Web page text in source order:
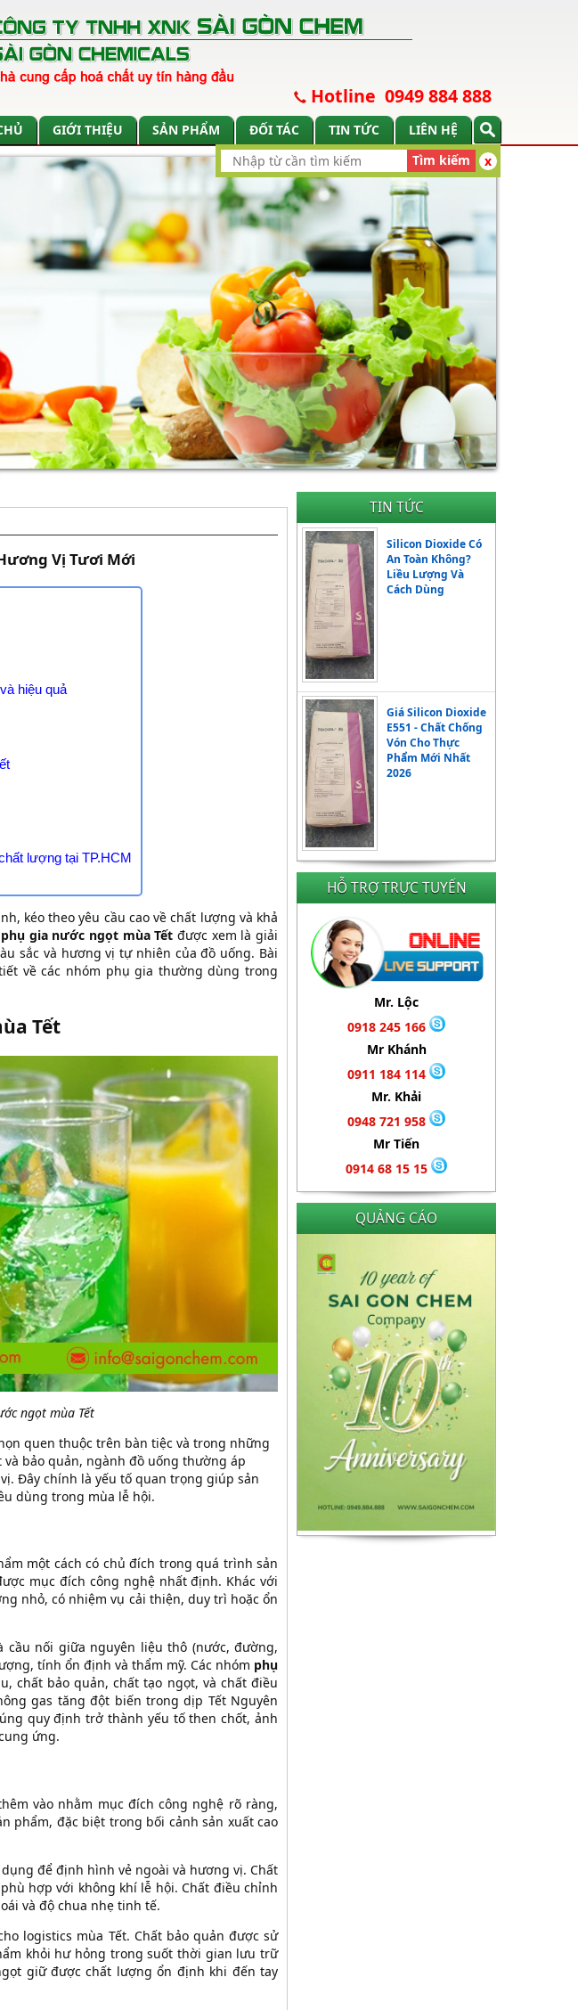
Hotline 0949 884 888
GIỚI THIỆU SẢN PHẨM ĐỐI TÁC TIN TỨC
LIÊN HỆ
x
Tìm kiếm
Vị Tươi Mới
hiệu quả
lượng tại TP.HCM
kéo theo yêu cầu cao về chất lượng và khả
phụ gia nước ngọt mùa Tết được xem là giải
sắc và hương vị tự nhiên của đồ uống. Bài
về các nhóm phụ gia thường dùng trong
Tết
ngọt mùa Tết
quen thuộc trên bàn tiệc và trong những
bảo quản, ngành đồ uống thường áp
Đây chính là yếu tố quan trọng giúp sản
dùng trong mùa lễ hội.
một cách có chủ đích trong quá trình sản
mục đích công nghệ nhất định. Khác với
nhỏ, có nhiệm vụ cải thiện, duy trì hoặc ổn
nối giữa nguyên liệu thô (nước, đường,
tính ổn định và thẩm mỹ. Các nhóm phụ
chất bảo quản, chất tạo ngọt, và chất điều
gas tăng đột biến trong dịp Tết Nguyên
quy định trở thành yếu tố then chốt, ảnh
ứng.
vào nhằm mục đích công nghệ rõ ràng,
phẩm, đặc biệt trong bối cảnh sản xuất cao
để định hình vẻ ngoài và hương vị. Chất
hợp với không khí lễ hội. Chất điều chỉnh
và độ chua nhẹ tinh tế.
logistics mùa Tết. Chất bảo quản được sử
khỏi hư hỏng trong suốt thời gian lưu trữ
giữ được chất lượng ổn định khi đến tay
TIN TỨC
Silicon Dioxide Có
An Toàn Không?
Liều Lượng Và
Cách Dùng
Giá Silicon Dioxide
E551 - Chất Chống
Vón Cho Thực
Phẩm Mới Nhất
2026
HỖ TRỢ TRỰC TUYẾN
Mr. Lộc
0918 245 166
Mr Khánh
0911 184 114
Mr. Khải
0948 721 958
Mr Tiến
0914 68 15 15
QUẢNG CÁO